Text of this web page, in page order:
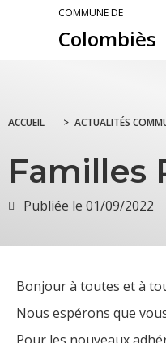
COMMUNE DE
Colombiès
ACCUEIL > ACTUALITÉS
Familles
Publiée le 01/09/2022
Bonjour à toutes et à
Nous espérons que